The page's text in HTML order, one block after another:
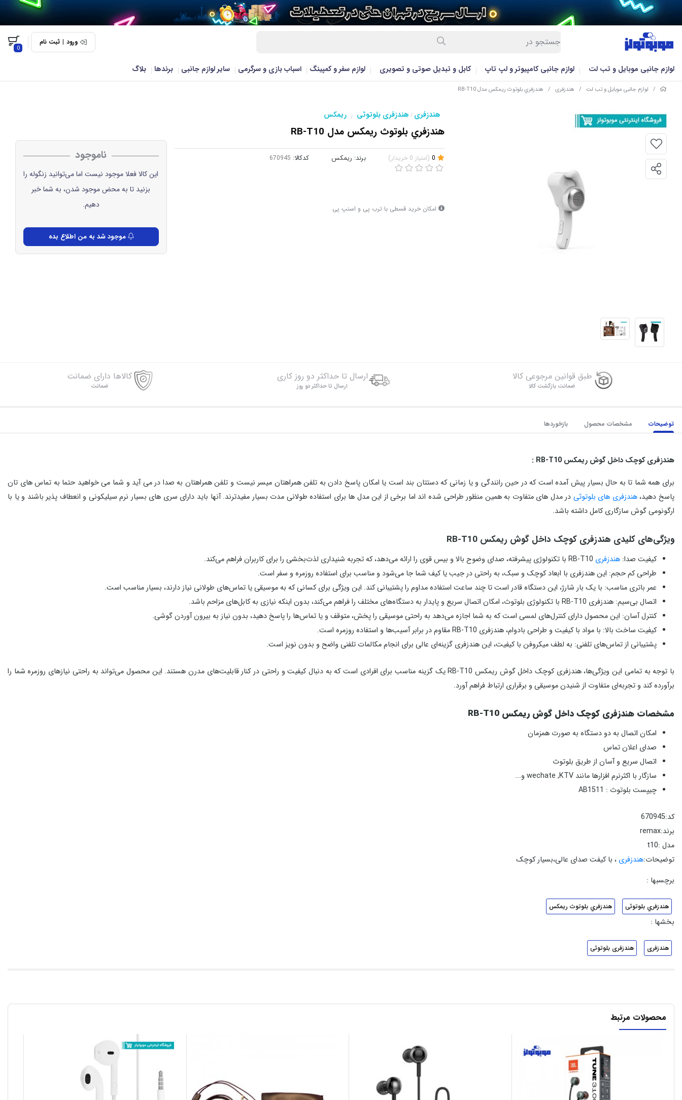
ورود | ثبت نام
0
لوازم جانبی موبایل و تب لت لوازم جانبی کامپیوتر و لپ تاپ کابل و تبدیل صوتی و تصویری لوازم سفر و کمپینگ اسباب بازی و سرگرمی سایر لوازم جانبی برندها بلاگ
/ لوازم جانبی موبایل و تب لت / هندزفری / هندزفري بلوتوث ريمکس مدل RB-T10
هندزفری / هندزفری بلوتوثی / ریمکس
هندزفري بلوتوث ريمکس مدل RB-T10
(امتیاز 0 خریدار) برند: ریمکس کدکالا:
امکان خرید قسطی با ترب پی و اسنپ پی
ناموجود
این کالا فعلا موجود نیست اما می‌توانید زنگوله را
بزنید تا به محض موجود شدن، به شما خبر
دهیم.
موجود شد به من اطلاع بده
طبق قوانین مرجوعی کالا
ضمانت بازگشت کالا
ارسال تا حداکثر دو روز کاری
ارسال تا حداکثر دو روز
کالاها دارای ضمانت
ضمانت
توضیحات مشخصات محصول بازخوردها
هندزفری کوچک داخل گوش ريمکس RB-T10 :
برای همه شما تا به حال بسیار پیش آمده است که در حین رانندگی و یا زمانی که دستتان بند است یا امکان پاسخ دادن به تلفن همراهتان میسر نیست و تلفن همراهتان به صدا در می آید و شما می خواهید حتما به تماس های تان
پاسخ دهید،هندزفری های بلوتوثی در مدل های متفاوت به همین منظور طراحی شده اند اما برخی از این مدل ها برای استفاده طولانی مدت بسیار مفیدترند. آنها باید دارای سری های بسیار نرم سیلیکونی و انعطاف پذیر باشند و یا با
ارگونومی گوش سازگاری کامل داشته باشد.
ویژگی‌های کلیدی هندزفری کوچک داخل گوش ريمکس RB-T10
کیفیت صدا: هندزفری RB-T10 با تکنولوژی پیشرفته، صدای وضوح بالا و بیس قوی را ارائه می‌دهد، که تجربه شنیداری لذت‌بخشی را برای کاربران فراهم می‌کند.
طراحی کم حجم: این هندزفری با ابعاد کوچک و سبک، به راحتی در جیب یا کیف شما جا می‌شود و مناسب برای استفاده روزمره و سفر است.
عمر باتری مناسب: با یک بار شارژ، این دستگاه قادر است تا چند ساعت استفاده مداوم را پشتیبانی کند. این ویژگی برای کسانی که به موسیقی یا تماس‌های طولانی نیاز دارند، بسیار مناسب است.
اتصال بی‌سیم: هندزفری RB-T10 با تکنولوژی بلوتوث، امکان اتصال سریع و پایدار به دستگاه‌های مختلف را فراهم می‌کند، بدون اینکه نیازی به کابل‌های مزاحم باشد.
کنترل آسان: این محصول دارای کنترل‌های لمسی است که به شما اجازه می‌دهد به راحتی موسیقی را پخش، متوقف و یا تماس‌ها را پاسخ دهید، بدون نیاز به بیرون آوردن گوشی.
کیفیت ساخت بالا: با مواد با کیفیت و طراحی بادوام، هندزفری RB-T10 مقاوم در برابر آسیب‌ها و استفاده روزمره است.
پشتیبانی از تماس‌های تلفنی: به لطف میکروفن با کیفیت، این هندزفری گزینه‌ای عالی برای انجام مکالمات تلفنی واضح و بدون نویز است.
با توجه به تمامی این ویژگی‌ها، هندزفری کوچک داخل گوش ريمکس RB-T10 یک گزینه مناسب برای افرادی است که به دنبال کیفیت و راحتی در کنار قابلیت‌های مدرن هستند. این محصول می‌تواند به راحتی نیازهای روزمره شما را
برآورده کند و تجربه‌ای متفاوت از شنیدن موسیقی و برقراری ارتباط فراهم آورد.
مشخصات هندزفری کوچک داخل گوش ريمکس RB-T10
امکان اتصال به دو دستگاه به صورت همزمان
صدای اعلان تماس
اتصال سریع و آسان از طریق بلوتوث
سازگار با اکثرنرم افزارها مانند wechate ,KTV و...
چیپست بلوتوث : AB1511
کد:670945
برند:remax
مدل :t10
توضیحات:هندزفری ، با کیفت صدای عالی،بسیار کوچک
برچسبها :
هندزفري بلوتوثی هندزفري بلوتوث ريمکس
بخشها :
هندزفری هندزفری بلوتوثی
محصولات مرتبط